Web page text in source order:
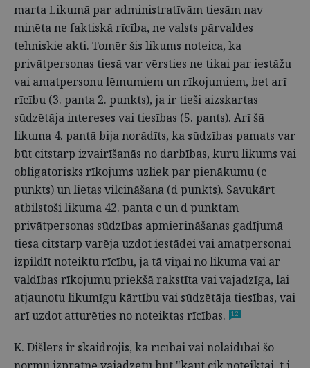
marta Likumā par administratīvām tiesām nav
minēta ne faktiskā rīcība, ne valsts pārvaldes
tehniskie akti. Tomēr šis likums noteica, ka
privātpersonas tiesā var vērsties ne tikai par iestāžu
vai amatpersonu lēmumiem un rīkojumiem, bet arī
rīcību (3. panta 2. punkts), ja ir tieši aizskartas
sūdzētāja intereses vai tiesības (5. pants). Arī šā
likuma 4. pantā bija norādīts, ka sūdzības pamats var
būt citstarp izvairīšanās no darbības, kuru likums vai
obligatorisks rīkojums uzliek par pienākumu (c
punkts) un lietas vilcināšana (d punkts). Savukārt
atbilstoši likuma 42. panta c un d punktam
privātpersonas sūdzības apmierināšanas gadījumā
tiesa citstarp varēja uzdot iestādei vai amatpersonai
izpildīt noteiktu rīcību, ja tā viņai no likuma vai ar
valdības rīkojumu priekšā rakstīta vai vajadzīga, lai
atjaunotu likumīgu kārtību vai sūdzētāja tiesības, vai
arī uzdot atturēties no noteiktas rīcības.
12
K. Dišlers ir skaidrojis, ka rīcībai vai nolaidībai šo